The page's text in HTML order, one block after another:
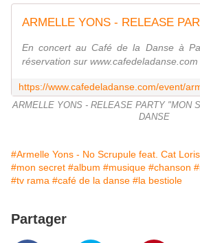
En concert au Café de la Danse à
réservation sur www.cafedeladanse.com
ARMELLE YONS - RELEASE PARTY "MON
DANSE
#Armelle Yons - No Scrupule feat. Cat Loris
#mon secret #album #musique #chanson
#tv rama #café de la danse #la bestiole
Partager